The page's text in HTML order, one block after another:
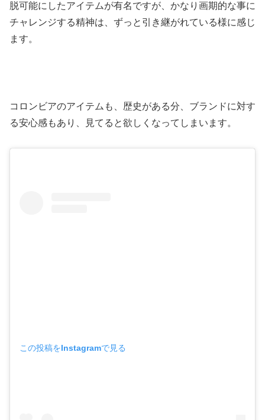
脱可能にしたアイテムが有名ですが、かなり画期的な事に
チャレンジする精神は、ずっと引き継がれている様に感じ
ます。
コロンビアのアイテムも、歴史がある分、ブランドに対す
る安心感もあり、見てると欲しくなってしまいます。
この投稿をInstagramで見る